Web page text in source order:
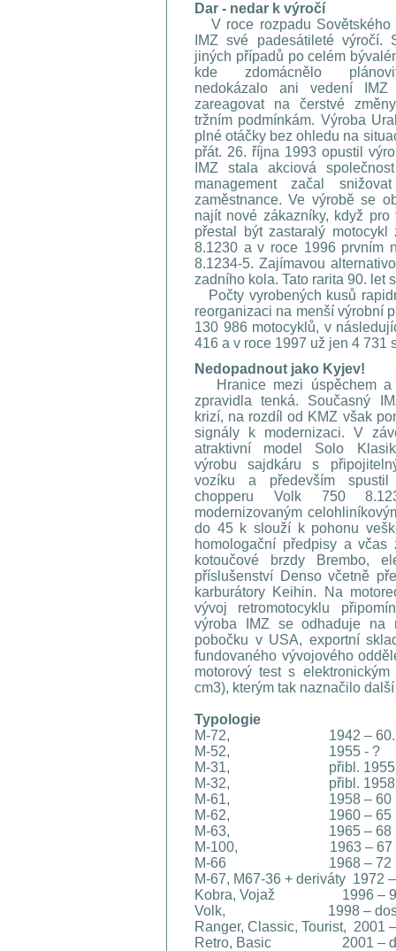
Dar - nedar k výročí
V roce rozpadu
IMZ své padesátileté výročí.
jiných případů po celém
kde zdomácnělo
nedokázalo ani vedení IMZ
zareagovat na čerstvé
tržním podmínkám. Výroba
plné otáčky bez ohledu na
přát. 26. října 1993 opustil
IMZ stala akciová
management začal
zaměstnance. Ve výrobě se
najít nové zákazníky, když
přestal být zastaralý
8.1230 a v roce 1996 prvním
8.1234-5. Zajímavou
zadního kola. Tato rarita 90. let
Počty vyrobených kusů
reorganizaci na menší výrobní
130 986 motocyklů, v
416 a v roce 1997 už jen 4 731
Nedopadnout jako Kyjev!
Hranice mezi úspěchem
zpravidla tenká. Současný
krizí, na rozdíl od KMZ však
signály k modernizaci. V
atraktivní model Solo
výrobu sajdkáru s
vozíku a především spustil
chopperu Volk 750
modernizovaným
do 45 k slouží k pohonu
homologační předpisy a
kotoučové brzdy Brembo,
příslušenství Denso včetně
karburátory Keihin. Na
vývoj retromotocyklu
výroba IMZ se odhaduje na
pobočku v USA, exportní
fundovaného vývojového
motorový test s
cm3), kterým tak naznačilo
Typologie
M-72, 1942 – 60.
M-52, 1955 - ?
M-31, přibl. 1955
M-32, přibl. 1958
M-61, 1958 – 60
M-62, 1960 – 65
M-63, 1965 – 68
M-100, 1963 – 67
M-66 1968 – 72
M-67, M67-36 + deriváty 1972
Kobra, Vojaž 1996 –
Volk, 1998 –
Ranger, Classic, Tourist, 2001
Retro, Basic 2001 –